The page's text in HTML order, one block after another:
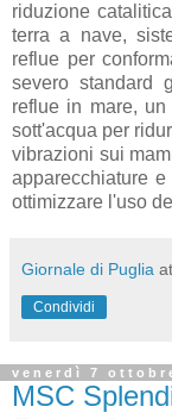
riduzione
terra a nave,
reflue per
severo standard
reflue in mare,
sott'acqua per
vibrazioni sui
apparecchiature
ottimizzare l'uso
Giornale di Puglia at
Condividi
venerdì 7
MSC